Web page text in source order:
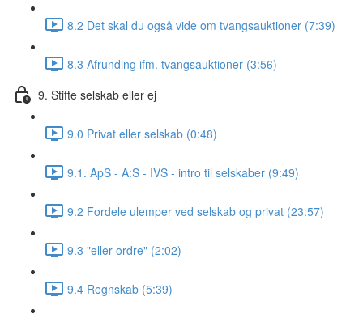
8.2 Det skal du også vide om tvangsauktioner (7:39)
8.3 Afrunding ifm. tvangsauktioner (3:56)
9. Stifte selskab eller ej
9.0 Privat eller selskab (0:48)
9.1. ApS - A:S - IVS - intro til selskaber (9:49)
9.2 Fordele ulemper ved selskab og privat (23:57)
9.3 "eller ordre" (2:02)
9.4 Regnskab (5:39)